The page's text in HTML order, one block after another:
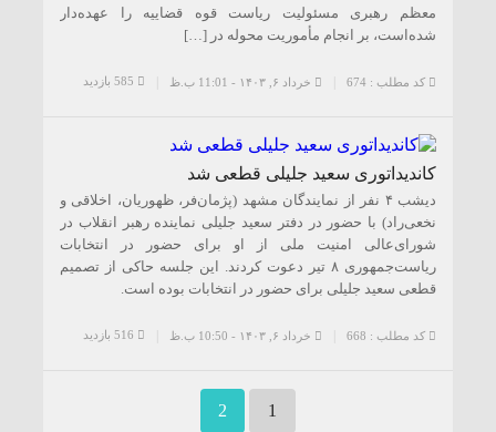
معظم رهبری مسئولیت ریاست قوه قضاییه را عهده‌دار
شده‌است، بر انجام مأموریت محوله در […]
کد مطلب : 674 خرداد ۶, ۱۴۰۳ - 11:01 ب.ظ
کاندیداتوری سعید جلیلی قطعی شد
دیشب ۴ نفر از نمایندگان مشهد (پژمان‌فر، ظهوریان، اخلاقی و
نخعی‌راد) با حضور در دفتر سعید جلیلی نماینده رهبر انقلاب در
شورای‌عالی امنیت ملی از او برای حضور در انتخابات
ریاست‌جمهوری ۸ تیر دعوت کردند. این جلسه حاکی از تصمیم
قطعی سعید جلیلی برای حضور در انتخابات بوده است.
کد مطلب : 668 خرداد ۶, ۱۴۰۳ - 10:50 ب.ظ
1
2